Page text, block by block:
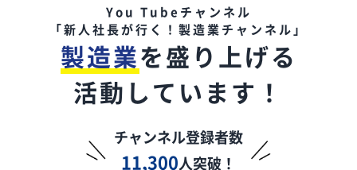
You Tubeチャンネル
「新人社長が行く！製造業チャンネル」
製造業を盛り上げる
活動しています！
チャンネル登録者数
11,300人突破！